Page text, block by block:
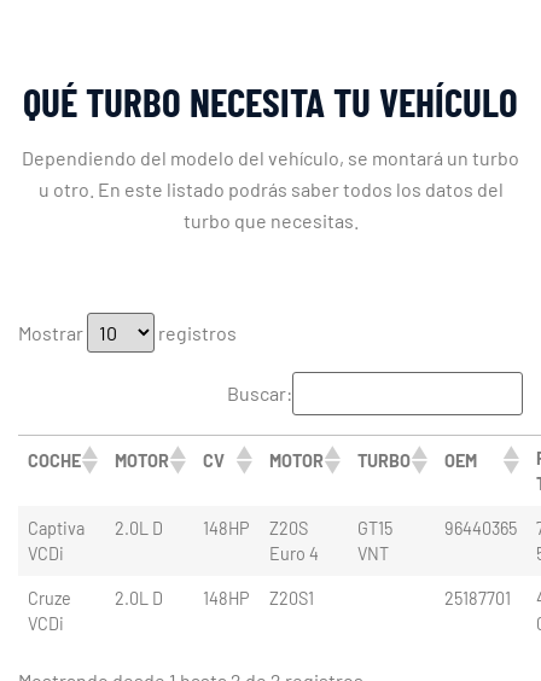
QUÉ TURBO NECESITA TU VEHÍCULO
Dependiendo del modelo del vehículo, se montará un turbo
u otro. En este listado podrás saber todos los datos del
turbo que necesitas.
Mostrar registros
Buscar:
COCHE MOTOR CV MOTOR TURBO OEM
Captiva
VCDi
2.0L D 148HP
Z20S
Euro 4
GT15
VNT
96440365
Cruze
VCDi
2.0L D 148HP Z20S1 25187701